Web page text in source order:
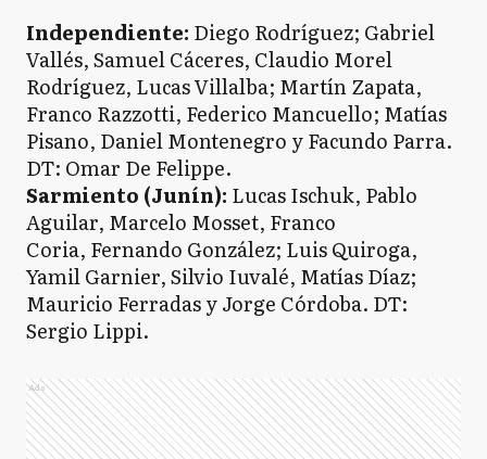
Independiente: Diego Rodríguez; Gabriel
Vallés, Samuel Cáceres, Claudio Morel
Rodríguez, Lucas Villalba; Martín Zapata,
Franco Razzotti, Federico Mancuello; Matías
Pisano, Daniel Montenegro y Facundo Parra.
DT: Omar De Felippe.
Sarmiento (Junín): Lucas Ischuk, Pablo
Aguilar, Marcelo Mosset, Franco
Coria, Fernando González; Luis Quiroga,
Yamil Garnier, Silvio Iuvalé, Matías Díaz;
Mauricio Ferradas y Jorge Córdoba. DT:
Sergio Lippi.
Ads